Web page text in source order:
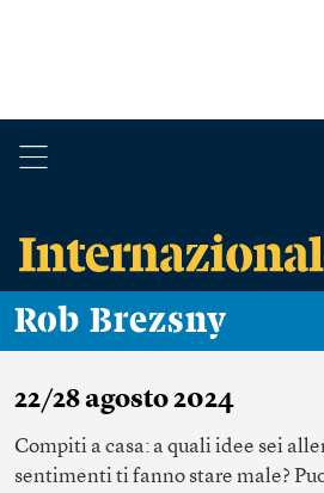
Rob Brezsny
22/28 agosto 2024
Compiti a casa: a quali idee sei
sentimenti ti fanno stare male?